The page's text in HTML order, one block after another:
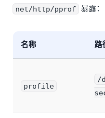
net/http/pprof 暴露：
名称 路
profile
/